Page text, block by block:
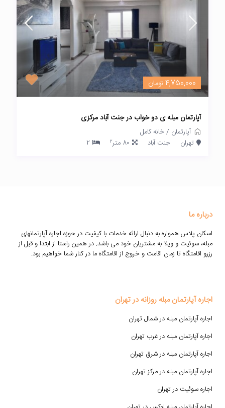
4,750,000 تومان
آپارتمان مبله ی دو خواب در جنت آباد مرکزی
آپارتمان /خانه کامل
تهران
جنت آباد 80 متر 2
2
درباره ما
اسکان پلاس همواره به دنبال ارائه خدمات با کیفیت در حوزه اجاره آپارتمانهای
مبله، سوئیت و ویلا به مشتریان خود می باشد. در همین راستا از ابتدا و قبل از
رزرو اقامتگاه تا زمان اقامت و خروج از اقامتگاه ما در کنار شما خواهیم بود.
اجاره آپارتمان مبله روزانه در تهران
اجاره آپارتمان مبله در شمال تهران
اجاره آپارتمان مبله در غرب تهران
اجاره آپارتمان مبله در شرق تهران
اجاره آپارتمان مبله در مرکز تهران
اجاره سوئیت در تهران